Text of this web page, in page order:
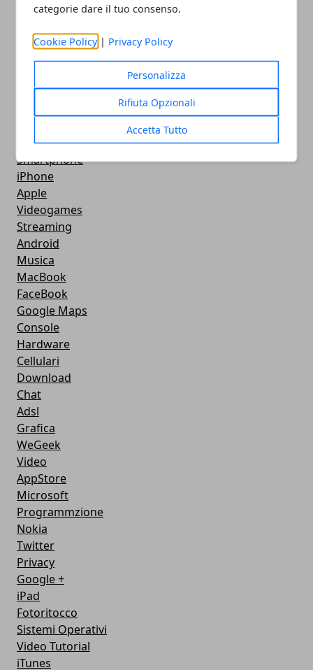
categorie dare il tuo consenso.
Cookie Policy | Privacy Policy
Personalizza
Rifiuta Opzionali
Accetta Tutto
Software
Google
Utility
Servizi online
CMS
Smartphone
iPhone
Apple
Videogames
Streaming
Android
Musica
MacBook
FaceBook
Google Maps
Console
Hardware
Cellulari
Download
Chat
Adsl
Grafica
WeGeek
Video
AppStore
Microsoft
Programmzione
Nokia
Twitter
Privacy
Google +
iPad
Fotoritocco
Sistemi Operativi
Video Tutorial
iTunes